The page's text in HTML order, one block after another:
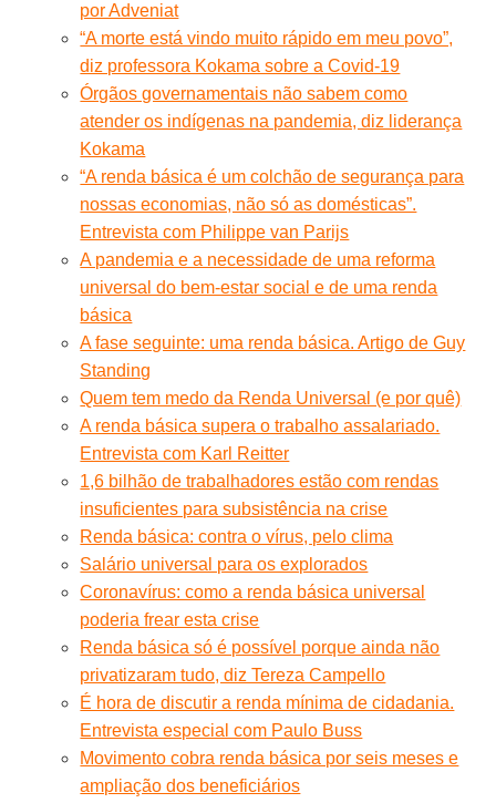
por Adveniat
“A morte está vindo muito rápido em meu povo”,
diz professora Kokama sobre a Covid-19
Órgãos governamentais não sabem como
atender os indígenas na pandemia, diz liderança
Kokama
“A renda básica é um colchão de segurança para
nossas economias, não só as domésticas”.
Entrevista com Philippe van Parijs
A pandemia e a necessidade de uma reforma
universal do bem-estar social e de uma renda
básica
A fase seguinte: uma renda básica. Artigo de Guy
Standing
Quem tem medo da Renda Universal (e por quê)
A renda básica supera o trabalho assalariado.
Entrevista com Karl Reitter
1,6 bilhão de trabalhadores estão com rendas
insuficientes para subsistência na crise
Renda básica: contra o vírus, pelo clima
Salário universal para os explorados
Coronavírus: como a renda básica universal
poderia frear esta crise
Renda básica só é possível porque ainda não
privatizaram tudo, diz Tereza Campello
É hora de discutir a renda mínima de cidadania.
Entrevista especial com Paulo Buss
Movimento cobra renda básica por seis meses e
ampliação dos beneficiários